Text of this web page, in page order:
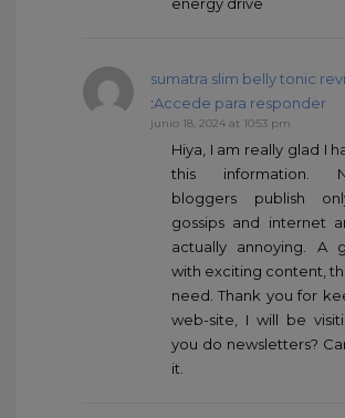
sumatra slim belly tonic
:Accede para responder
junio 18, 2024 at 10:53 pm
Hiya, I am really glad I
this information.
bloggers publish
gossips and internet
actually annoying. A
with exciting content,
need. Thank you for
web-site, I will be
you do newsletters?
it.